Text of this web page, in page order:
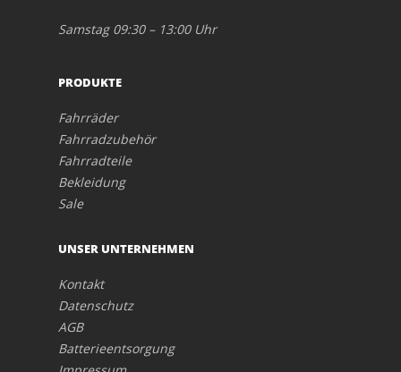
Samstag 09:30 – 13:00 Uhr
PRODUKTE
Fahrräder
Fahrradzubehör
Fahrradteile
Bekleidung
Sale
UNSER UNTERNEHMEN
Kontakt
Datenschutz
AGB
Batterieentsorgung